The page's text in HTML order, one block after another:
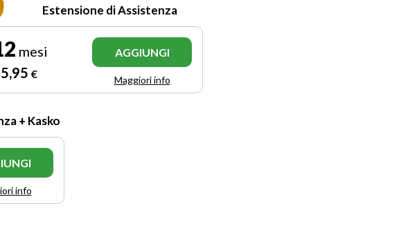
Estensione di Assistenza
mesi
,95 €
AGGIUNGI
Maggiori info
+ Kasko
info